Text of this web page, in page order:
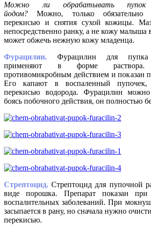
Можно ли обрабатывать пупок
йодом? Можно, только обязательно
перекисью и снятия сухой кожицы.
непосредственно ранку, а не кожу малыша
может обжечь нежную кожу младенца.
Фурацилин. Фурацилин для пупка
применяют в форме
противомикробным действием и показан
Его капают в воспаленный пупочек,
перекисью водорода. Фурацилин можно
боясь побочного действия, он полностью
Стрептоцид. Стрептоцид для пупочной
виде порошка. Препарат показан
воспалительных заболеваний. При
засыпается в рану, но сначала нужно
перекисью.